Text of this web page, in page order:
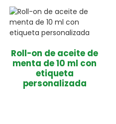
Roll-on de aceite de
menta de 10 ml con
etiqueta
personalizada